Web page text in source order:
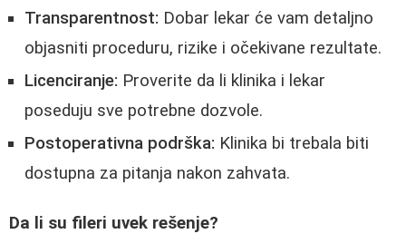
Transparentnost: Dobar lekar će vam detaljno
objasniti proceduru, rizike i očekivane rezultate.
Licenciranje: Proverite da li klinika i lekar
poseduju sve potrebne dozvole.
Postoperativna podrška: Klinika bi trebala biti
dostupna za pitanja nakon zahvata.
Da li su fileri uvek rešenje?